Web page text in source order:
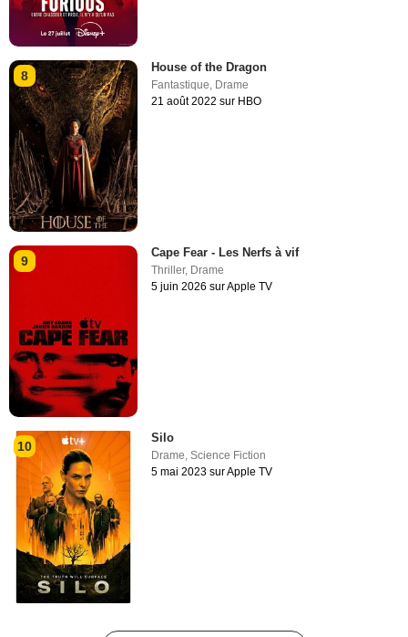
8
House of the Dragon
Fantastique, Drame
21 août 2022 sur HBO
9
Cape Fear - Les Nerfs à vif
Thriller, Drame
5 juin 2026 sur Apple TV
10
Silo
Drame,Science Fiction
5 mai 2023 sur Apple TV